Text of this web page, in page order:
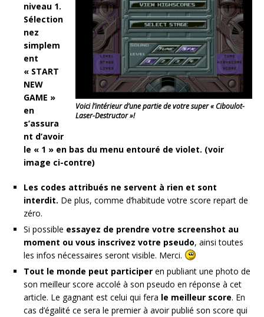
Voici l’intérieur d’une partie de votre super « Ciboulot-
Laser-Destructor »!
niveau 1.
Sélection
nez
simplem
ent
« START
NEW
GAME »
en
s’assura
nt d’avoir
le « 1 » en bas du menu entouré de violet. (voir
image ci-contre)
Les codes attribués ne servent à rien et sont
interdit. De plus, comme d’habitude votre score repart de
zéro.
Si possible essayez de prendre votre screenshot au
moment ou vous inscrivez votre pseudo, ainsi toutes
les infos nécessaires seront visible. Merci.
Tout le monde peut participer en publiant une photo de
son meilleur score accolé à son pseudo en réponse à cet
article. Le gagnant est celui qui fera le meilleur score. En
cas d’égalité ce sera le premier à avoir publié son score qui